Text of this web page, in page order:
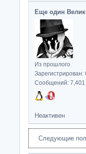
Еще один
Из прошлого
Зарегистрирован:
Сообщений: 7,401
Неактивен
Следующие